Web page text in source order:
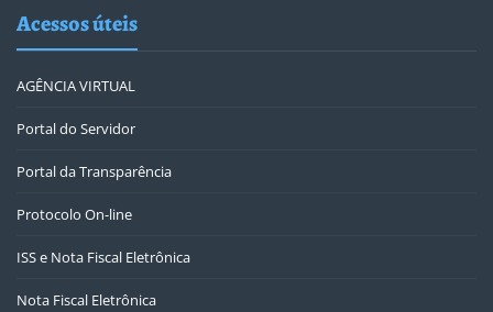
Acessos úteis
AGÊNCIA VIRTUAL
Portal do Servidor
Portal da Transparência
Protocolo On-line
ISS e Nota Fiscal Eletrônica
Nota Fiscal Eletrônica